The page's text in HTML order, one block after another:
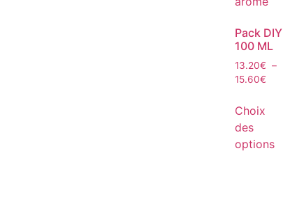
Pack DIY
100 ML
13.20€ –
15.60€
Choix
des
options